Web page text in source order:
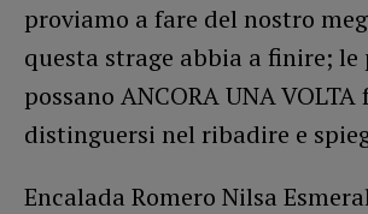
proviamo a fare del nostro
questa strage abbia a finire; le
possano ANCORA UNA
distinguersi nel ribadire e
Encalada Romero Nilsa